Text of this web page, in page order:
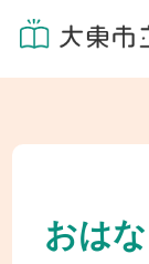
おは